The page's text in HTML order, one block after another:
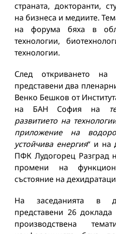
страната, докторанти,
на бизнеса и медиите.
на форума бяха в
технологии,
технологии.
След откриването на
представени два
Венко Бешков от
на БАН София на
развитието на
приложение на
устойчива енергия“ и на
ПФК Лудогорец Разград
промени на
състояние на
На заседанията в
представени 26
производствена